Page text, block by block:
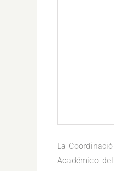
La
Académico